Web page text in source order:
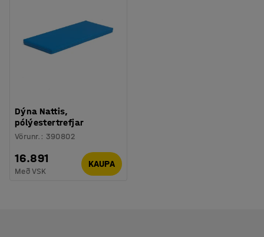
Dýna Nattis,
pólýestertrefjar
Vörunr. : 390802
16.891
Með VSK
KAUPA